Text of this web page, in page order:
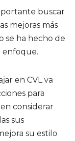
buscar
mejoras más
se ha hecho de
enfoque.
en CVL va
para
considerar
sus
su estilo